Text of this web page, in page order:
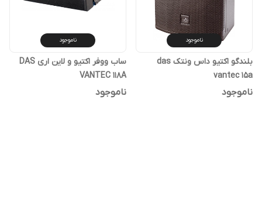
ناموجود
بلندگو اکتیو داس ونتک das
vantec 15a
ناموجود
ناموجود
ساب ووفر اکتیو و لاین اری DAS
VANTEC 118A
ناموجود